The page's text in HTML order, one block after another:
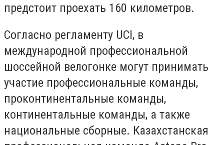
предстоит проехать 160 километров.
Согласно регламенту UCI, в
международной профессиональной
шоссейной велогонке могут принимать
участие профессиональные команды,
проконтинентальные команды,
континентальные команды, а также
национальные сборные. Казахстанская